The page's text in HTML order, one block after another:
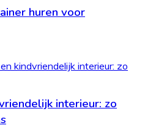
huren voor
interieur: zo